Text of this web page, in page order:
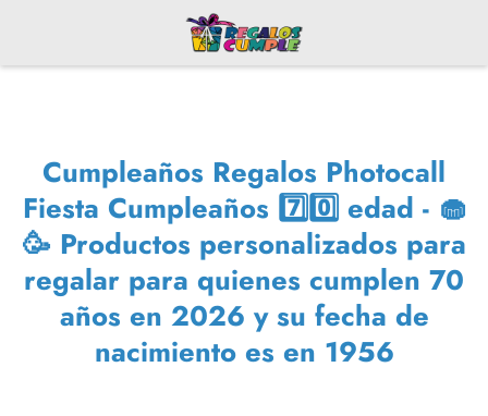
Cumpleaños Regalos Photocall
Fiesta Cumpleaños 7️⃣0️⃣ edad - 🧁
🥳 Productos personalizados para
regalar para quienes cumplen 70
años en 2026 y su fecha de
nacimiento es en 1956